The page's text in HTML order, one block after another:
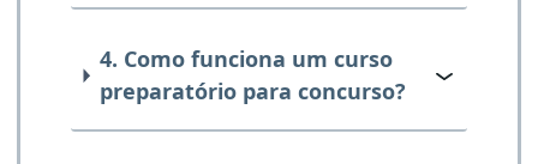
4. Como funciona um curso
preparatório para concurso?